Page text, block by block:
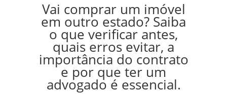
Vai comprar um imóvel
em outro estado? Saiba
o que verificar antes,
quais erros evitar, a
importância do contrato
e por que ter um
advogado é essencial.